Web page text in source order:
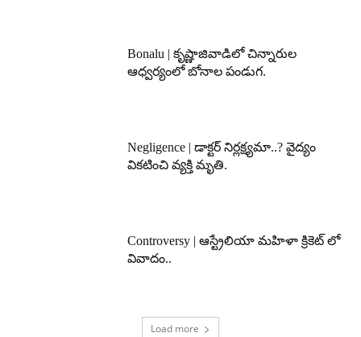
Bonalu | కృష్ణాజివాడిలో చిన్నారుల
ఆధ్వర్యంలో బోనాల పండుగ.
Negligence | డాక్టర్ నిర్లక్ష్యమా..? వైద్యం
వికటించి వ్యక్తి మృతి.
Controversy | ఆస్ట్రేలియా మహిళా క్రికెట్ లో
వివాదం..
Load more